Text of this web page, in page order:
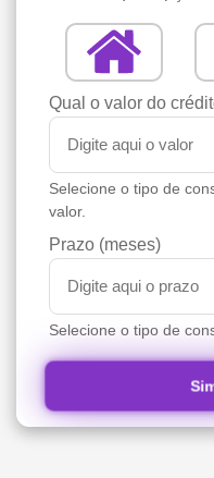
Qual o valor do
Selecione o tipo de
valor.
Prazo (meses)
Selecione o tipo de